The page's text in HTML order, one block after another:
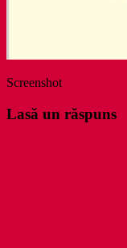
Screenshot
Lasă un răspuns